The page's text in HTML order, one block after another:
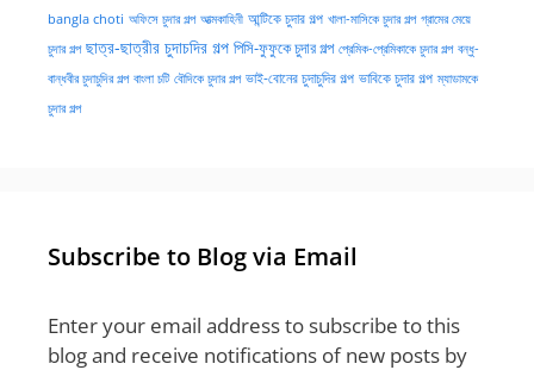
bangla choti অফিসে চুদার গল্প আত্মকাহিনী আন্টিকে চুদার গল্প খালা-মাসিকে চুদার গল্প গ্রামের মেয়ে
চুদার গল্প ছাত্র-ছাত্রীর চুদাচদির গল্প পিসি-ফুফুকে চুদার গল্প প্রেমিক-প্রেমিকাকে চুদার গল্প বন্ধু-
বান্ধবীর চুদাচুদির গল্প বাংলা চটি বৌদিকে চুদার গল্প ভাই-বোনের চুদাচুদির গল্প ভাবিকে চুদার গল্প ম্যাডামকে
চুদার গল্প
Subscribe to Blog via Email
Enter your email address to subscribe to this
blog and receive notifications of new posts by